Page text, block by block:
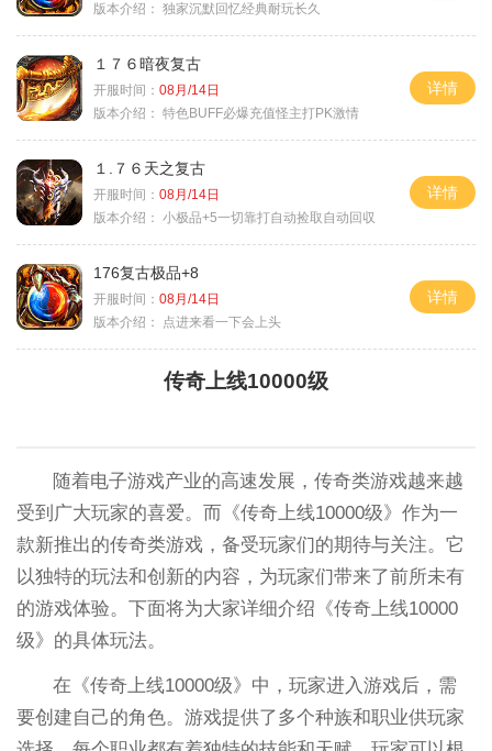
版本介绍： 独家沉默回忆经典耐玩长久
１７６暗夜复古
开服时间： 08月/14日
版本介绍： 特色BUFF必爆充值怪主打PK激情
详情
１.７６天之复古
开服时间： 08月/14日
版本介绍： 小极品+5一切靠打自动捡取自动回収
详情
176复古极品+8
开服时间： 08月/14日
版本介绍：
点进来看一下会上头
详情
传奇上线10000级
随着电子游戏产业的高速发展，传奇类游戏越来越
受到广大玩家的喜爱。而《传奇上线10000级》作为一
款新推出的传奇类游戏，备受玩家们的期待与关注。它
以独特的玩法和创新的内容，为玩家们带来了前所未有
的游戏体验。下面将为大家详细介绍《传奇上线10000
级》的具体玩法。
在《传奇上线10000级》中，玩家进入游戏后，需
要创建自己的角色。游戏提供了多个种族和职业供玩家